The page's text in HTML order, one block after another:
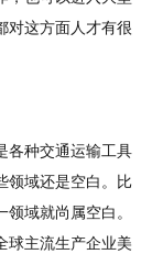
对这方面人才有很
各种交通运输工具
领域还是空白。比
域就尚属空白。
球主流生产企业美